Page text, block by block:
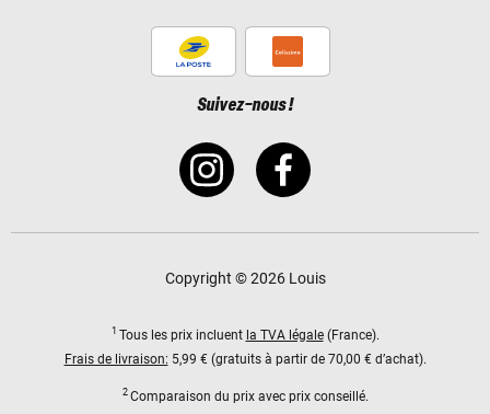
Suivez-nous !
Copyright © 2026 Louis
1 Tous les prix incluent la TVA légale(France).
Frais de livraison: 5,99 € (gratuits à partir de 70,00 € d’achat).
2 Comparaison du prix avec prix conseillé.